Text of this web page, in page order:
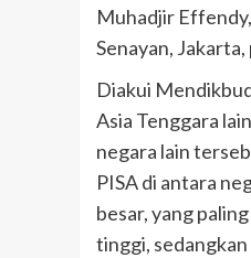
Muhadjir
Senayan,
Diakui
Asia Tenggara
negara lain
PISA di antara
besar, yang
tinggi,